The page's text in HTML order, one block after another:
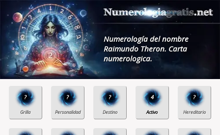
Numerología del nombre
Raimundo Theron. Carta
numerologica.
? ? ? 4 ?